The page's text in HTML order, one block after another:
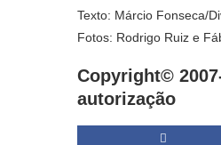
Texto: Márcio Fonseca/
Fotos: Rodrigo Ruiz e
Copyright©
autorização